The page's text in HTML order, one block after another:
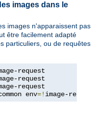
images dans le
images n'apparaissent pas
être facilement adapté
particuliers, ou de requêtes
env=! image-